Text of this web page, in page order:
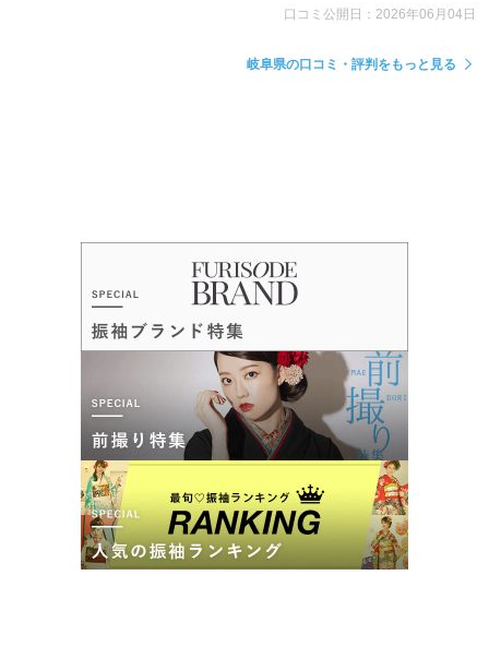
口コミ公開日：2026年06月04日
岐阜県の口コミ・評判をもっと見る